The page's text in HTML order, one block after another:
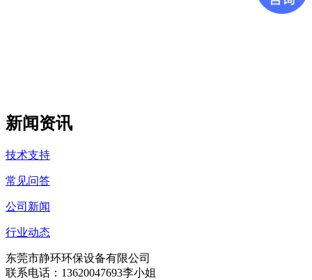
新闻资讯
技术支持
常见问答
公司新闻
行业动态
东莞市静环环保设备有限公司
联系电话：13620047693李小姐